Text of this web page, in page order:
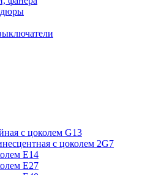
с цоколем G13
с цоколем 2G7
E14
E27